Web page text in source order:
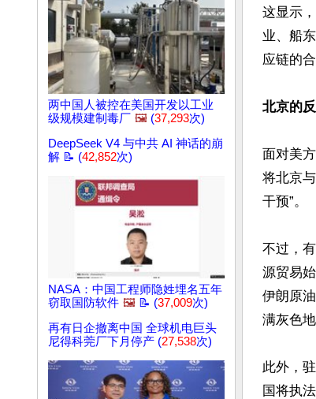
两中国人被控在美国开发以工业
级规模建制毒厂 🖼️ (37,293次)
DeepSeek V4 与中共 AI 神话的崩
解 📝 (42,852次)
NASA：中国工程师隐姓埋名五年
窃取国防软件 🖼️ 📝 (37,009次)
再有日企撤离中国 全球机电巨头
尼得科莞厂下月停产 (27,538次)
这显示
业、船
应链的
北京的
面对美
将北京
干预”。
不过，
源贸易
伊朗原
满灰色
此外，
国将执